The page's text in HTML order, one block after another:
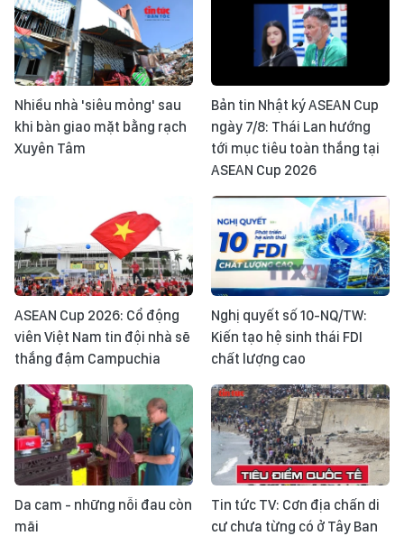
Nhiều nhà 'siêu mỏng' sau
khi bàn giao mặt bằng rạch
Xuyên Tâm
Bản tin Nhật ký ASEAN Cup
ngày 7/8: Thái Lan hướng
tới mục tiêu toàn thắng tại
ASEAN Cup 2026
ASEAN Cup 2026: Cổ động
viên Việt Nam tin đội nhà sẽ
thắng đậm Campuchia
Nghị quyết số 10-NQ/TW:
Kiến tạo hệ sinh thái FDI
chất lượng cao
Da cam - những nỗi đau còn
mãi
Tin tức TV: Cơn địa chấn di
cư chưa từng có ở Tây Ban